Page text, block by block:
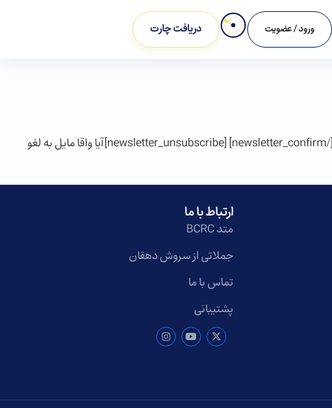
ورود / عضویت دریافت چارت
[newsletter_signup]عضو خبرنامه شوید[newsletter_signup_form id=1][/newsletter_signup] [newsletter_confirm]با تشکر از توجه شما![/newsletter_confirm] [newsletter_unsubscribe]آیا واقا مایل به لغو
ارتباط با ما
متد BCRC
جملاتی از سروش دهقان
تماس با ما
پشتیبانی